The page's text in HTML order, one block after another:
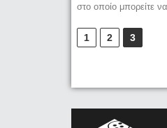
στο οποίο μπορείτε
1 2 3